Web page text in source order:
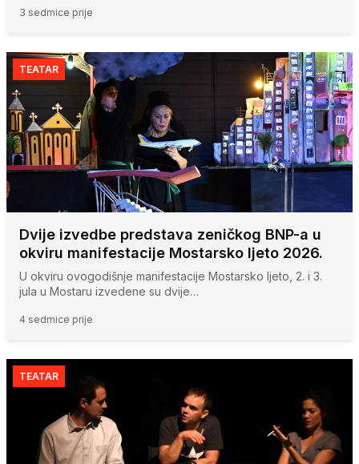
3 sedmice prije
TEATAR
Dvije izvedbe predstava zeničkog BNP-a u
okviru manifestacije Mostarsko ljeto 2026.
U okviru ovogodišnje manifestacije Mostarsko ljeto, 2. i 3.
jula u Mostaru izvedene su dvije…
4 sedmice prije
TEATAR